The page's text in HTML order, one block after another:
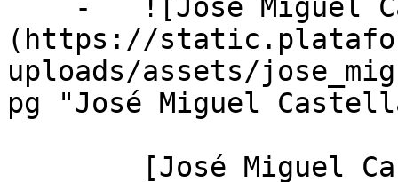
(https://
uploads/assets/
pg "José Miguel